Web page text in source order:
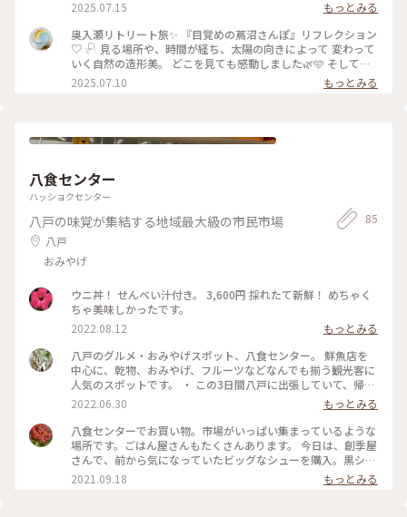
富山旅に続いてやってみました♡︎ʾʾ （あ、勝手に自分企画です
😂） 𓍯 楽しすぎて、撮りすぎて、ロング投稿でした🙏 とりあ
えずここで奥入瀬リトリート旅は おしまいです･ᴗ･ 見て下さり
ありがとうございました🫶💓 青森カフェ投稿もありますが、
それはまたこんど𓈒 𓏸 𓐍 𓂃 𓈒𓏸 𓂃◌𓈒𓐍 𓈒 #蔦沼 #目覚めの蔦沼さん
ぽ #ことりっぷ表紙と撮ろう #ガイドさんが撮ってくれました
2025.07.15
もっとみる
奥入瀬リトリート旅✨ 『目覚めの蔦沼さんぽ』リフレクション
♡ 𓍯 見る場所や、時間が経ち、太陽の向きによって 変わって
いく自然の造形美。 どこを見ても感動しました🌿🩵 そしてこ
こも倒木による、森のレストラン🌳 #目覚めの蔦沼さんぽ #蔦
沼 #奥入瀬渓流ホテル #星野リゾート #アクティビティ #神秘
2025.07.10 もっとみる
八食センター
ハッショクセンター
八戸の味覚が集結する地域最大級の市民市場
八戸
おみやげ
85
ウニ丼！ せんべい汁付き。 3,600円 採れたて新鮮！ めちゃく
ちゃ美味しかったです。
2022.08.12
もっとみる
八戸のグルメ・おみやげスポット、八食センター。 鮮魚店を
中心に、乾物、おみやげ、フルーツなどなんでも揃う観光客に
人気のスポットです。 ・ この3日間八戸に出張していて、帰り
際に八食センターの中にある“勢登鮨“さんで八食丼をいただき
ました。想像以上に豪華！名前のとおり8種のネタがのってい
て、さすが市場のクオリティでお魚がとてもおいしかったで
す。どれも新鮮でした。これで1,250円はお得です。 海鮮以外
にも麺類や丼ものなどたくさんメニューがあり、八食センター
で働いている人も利用されるようでした。(訪れた時間帯が15
時くらいだったので、一般のお客さんより、ここで働いている
2022.06.30
もっとみる
八食センターでお買い物。市場がいっぱい集まっているような
場所です。ごはん屋さんもたくさんあります。 今日は、創季屋
さんで、前から気になっていたビッグなシューを購入。黒シュ
ー&キャベツシュー。直径15センチくらいです。冷凍なので、
日持ちするのが嬉しい❗️ 他にも民芸菓子処しんぼりさんで、チ
2021.09.18 もっとみる